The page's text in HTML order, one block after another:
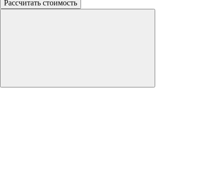
Рассчитать стоимость